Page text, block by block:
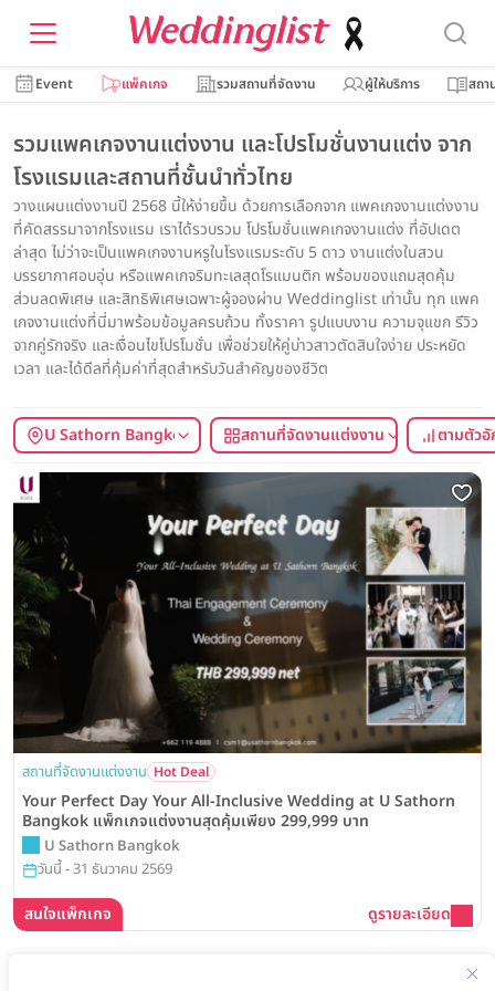
Event แพ็คเกจ รวมสถานที่จัดงาน ผู้ให้บริการ สถา
รวมแพคเกจงานแต่งงาน และโปรโมชั่นงานแต่ง จาก
โรงแรมและสถานที่ชั้นนำทั่วไทย
วางแผนแต่งงานปี 2568 นี้ให้ง่ายขึ้น ด้วยการเลือกจาก แพคเกจงานแต่งงาน
ที่คัดสรรมาจากโรงแรม เราได้รวบรวม โปรโมชั่นแพคเกจงานแต่ง ที่อัปเดต
ล่าสุด ไม่ว่าจะเป็นแพคเกจงานหรูในโรงแรมระดับ 5 ดาว งานแต่งในสวน
บรรยากาศอบอุ่น หรือแพคเกจริมทะเลสุดโรแมนติก พร้อมของแถมสุดคุ้ม
ส่วนลดพิเศษ และสิทธิพิเศษเฉพาะผู้จองผ่าน Weddinglist เท่านั้น ทุก แพค
เกจงานแต่งที่นี่มาพร้อมข้อมูลครบถ้วน ทั้งราคา รูปแบบงาน ความจุแขก รีวิว
จากคู่รักจริง และเงื่อนไขโปรโมชั่น เพื่อช่วยให้คู่บ่าวสาวตัดสินใจง่าย ประหยัด
เวลา และได้ดีลที่คุ้มค่าที่สุดสำหรับวันสำคัญของชีวิต
U Sathorn Bangkok สถานที่จัดงานแต่งงาน ตามตัว
สถานที่จัดงานแต่งงาน Hot Deal
Your Perfect Day Your All-Inclusive Wedding at U Sathorn
Bangkok แพ็กเกจแต่งงานสุดคุ้มเพียง 299,999 บาท
U Sathorn Bangkok
วันนี้ - 31 ธันวาคม 2569
สนใจแพ็กเกจ ดูรายละเอียด